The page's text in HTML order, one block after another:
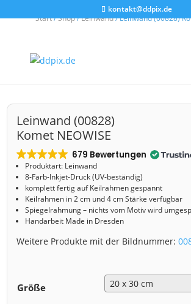
kontakt@ddpix.de
Start/Shop/Leinwand/ Leinwand (00828)
Leinwand (00828)
Komet NEOWISE
679 Bewertungen
Produktart: Leinwand
8-Farb-Inkjet-Druck (UV-beständig)
komplett fertig auf Keilrahmen gespannt
Keilrahmen in 2 cm und 4 cm Stärke verfügbar
Spiegelrahmung – nichts vom Motiv wird
Handarbeit Made in Dresden
Weitere Produkte mit der Bildnummer:
Größe